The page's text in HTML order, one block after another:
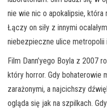
nie wie nic o apokalipsie,
Łączy on siły z innymi
niebezpieczne ulice
Film Dann’yego Boyla z 2007
który horror. Gdy bohaterowie
zarażonymi, a najcichszy
ogląda się jak na szpilkach.